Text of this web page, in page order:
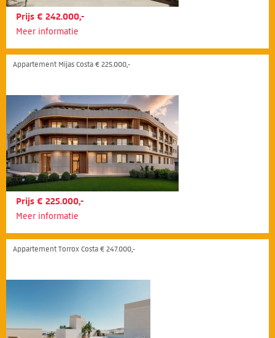
Prijs € 242.000,-
Meer informatie
Appartement Mijas Costa € 225.000,-
Prijs € 225.000,-
Meer informatie
Appartement Torrox Costa € 247.000,-